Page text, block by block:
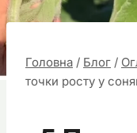
Головна / Блог /
точки росту у